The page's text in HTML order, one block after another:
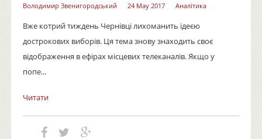
Володимир Звенигородський 24 May 2017 Аналітика
Вже котрий тиждень Чернівці лихоманить ідеєю
дострокових виборів. Ця тема знову знаходить своє
відображення в ефірах місцевих телеканалів. Якщо у
попе...
Читати